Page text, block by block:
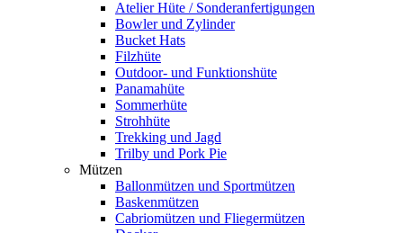
Atelier Hüte / Sonderanfertigungen
Bowler und Zylinder
Bucket Hats
Filzhüte
Outdoor- und Funktionshüte
Panamahüte
Sommerhüte
Strohhüte
Trekking und Jagd
Trilby und Pork Pie
Mützen
Ballonmützen und Sportmützen
Baskenmützen
Cabriomützen und Fliegermützen